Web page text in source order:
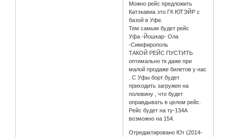
Можно рейс предложить
Катэкавиа это ГК ЮТЭЙР с
базой в Уфе.
Тем самым будет рейс
Уфа -Йошкар- Ола
-Симфирополь
ТАКОЙ РЕЙС ПУСТИТЬ
оптимально тк даже при
малой продаже билетов у нас
. С Уфы борт будет
приходить загружен на
половину , что будет
оправдывать в целом рейс.
Рейс будет на ту-134А
возможно на 154.
Отредактировано Ют (2014-